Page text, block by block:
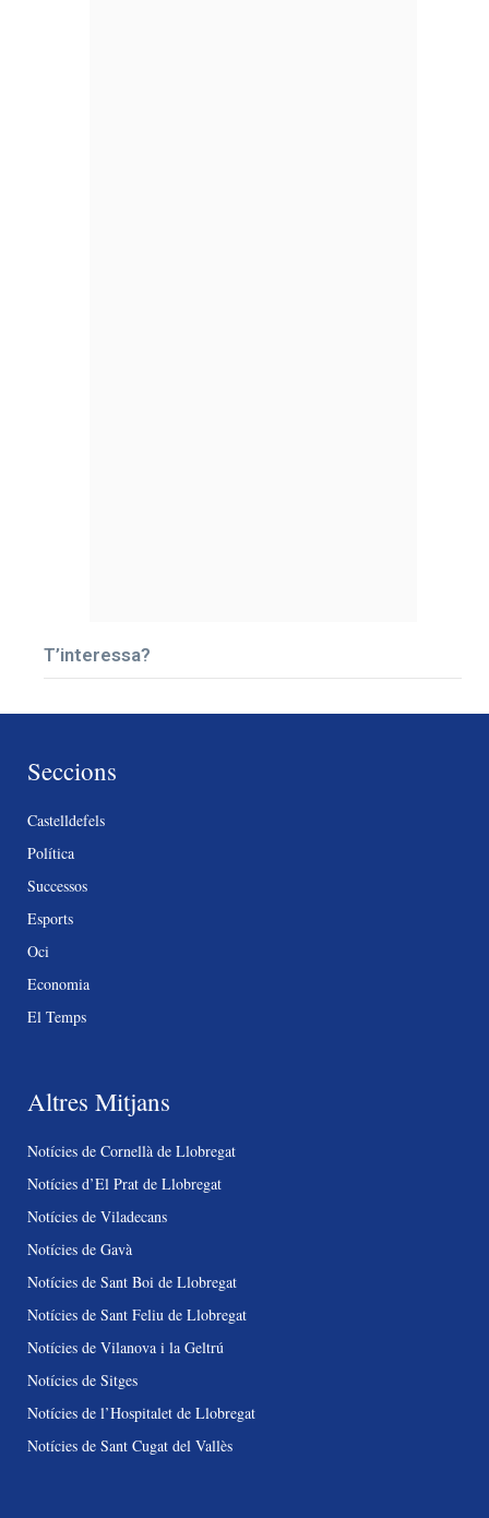
T’interessa?
Seccions
Castelldefels
Política
Successos
Esports
Oci
Economia
El Temps
Altres Mitjans
Notícies de Cornellà de Llobregat
Notícies d’El Prat de Llobregat
Notícies de Viladecans
Notícies de Gavà
Notícies de Sant Boi de Llobregat
Notícies de Sant Feliu de Llobregat
Notícies de Vilanova i la Geltrú
Notícies de Sitges
Notícies de l’Hospitalet de Llobregat
Notícies de Sant Cugat del Vallès